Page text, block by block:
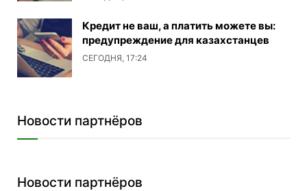
Кредит не ваш, а платить можете вы:
предупреждение для казахстанцев
СЕГОДНЯ, 17:24
Новости партнёров
Новости партнёров